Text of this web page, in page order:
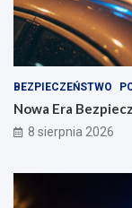
BEZPIECZEŃSTWO
Nowa Era
8 sierpnia 2026